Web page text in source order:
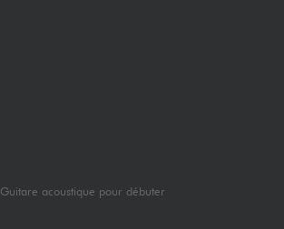
Guitare acoustique pour débuter